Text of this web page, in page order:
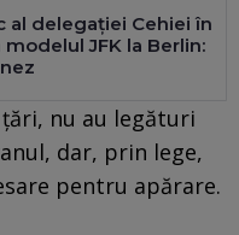
al delegației Cehiei în
JFK la Berlin:
nu au legături
dar, prin lege,
pentru apărare.